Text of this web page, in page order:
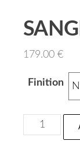
179.00 €
Finition